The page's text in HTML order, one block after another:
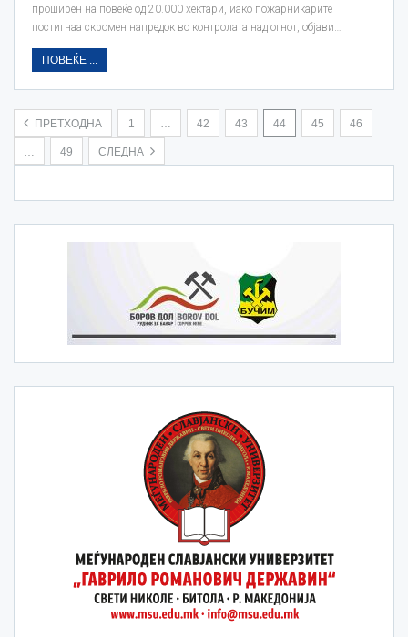
проширен на повеќе од 20.000 хектари, иако пожарникарите
постигнаа скромен напредок во контролата над огнот, објави…
ПОВЕЌЕ ...
ПРЕТХОДНА 1 … 42 43 44 45 46
… 49 СЛЕДНА